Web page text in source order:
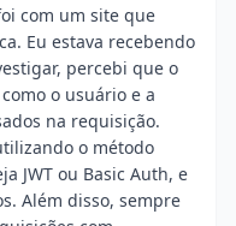
com um site que
Eu estava recebendo
percebi que o
o usuário e a
na requisição.
o método
JWT ou Basic Auth, e
Além disso, sempre